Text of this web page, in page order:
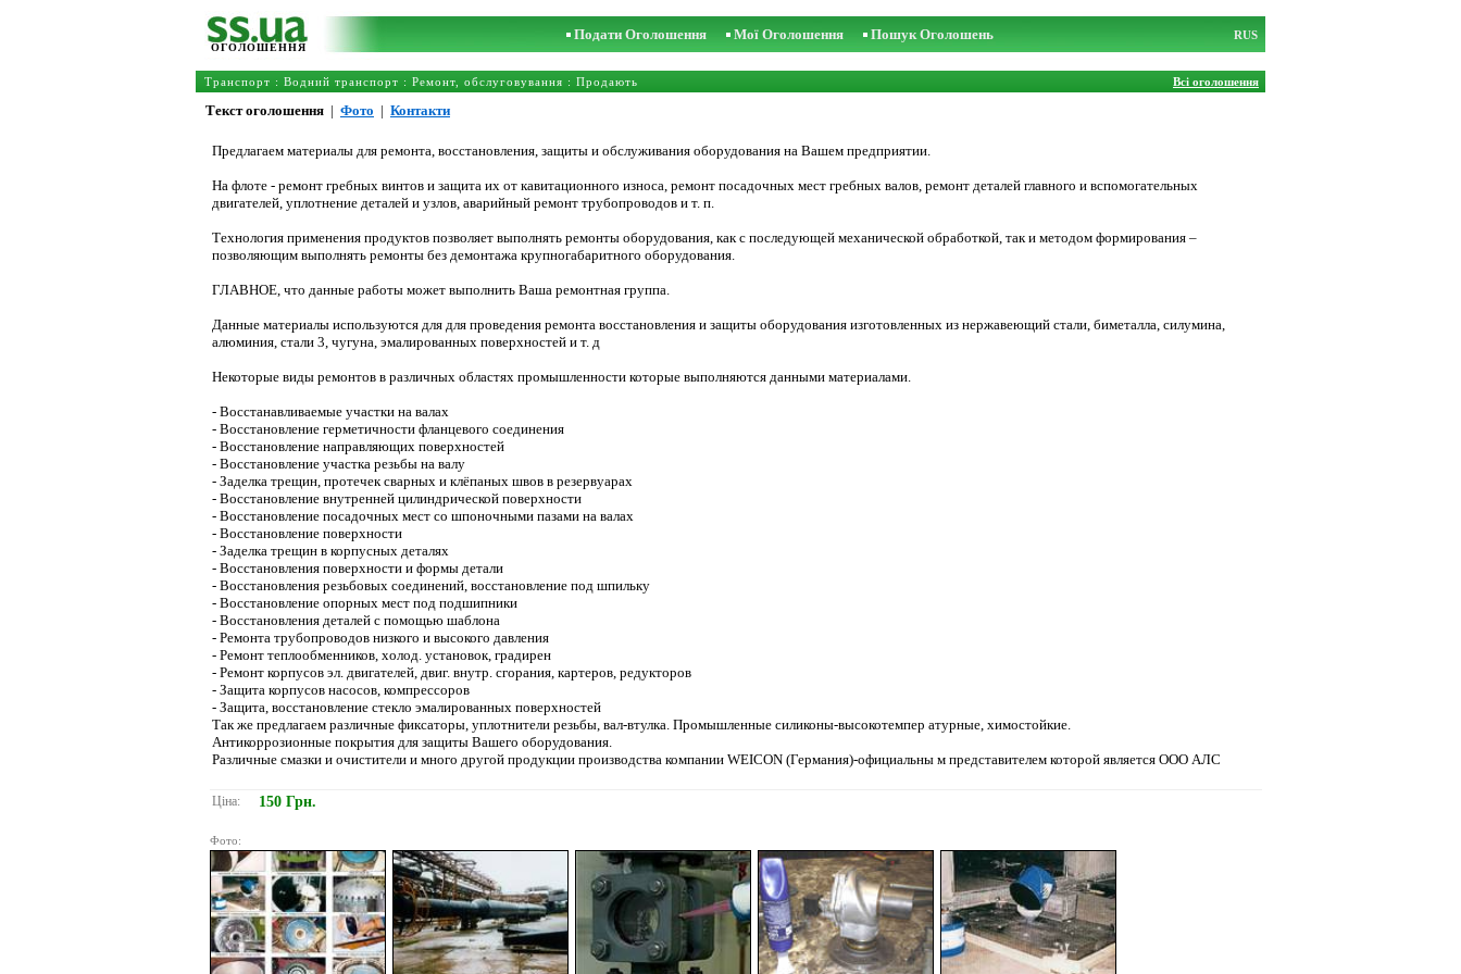
ОГОЛОШЕННЯ
Подати Оголошення Мої Оголошення Пошук Оголошень RUS
Транспорт : Водний транспорт : Ремонт, обслуговування : Продають Всі оголошення
Текст оголошення | Фото | Контакти
Предлагаем материалы для ремонта, восстановления, защиты и обслуживания оборудования на Вашем предприятии.
На флоте - ремонт гребных винтов и защита их от кавитационного износа, ремонт посадочных мест гребных валов, ремонт деталей главного и вспомогательных
двигателей, уплотнение деталей и узлов, аварийный ремонт трубопроводов и т. п.
Технология применения продуктов позволяет выполнять ремонты оборудования, как с последующей механической обработкой, так и методом формирования –
позволяющим выполнять ремонты без демонтажа крупногабаритного оборудования.
ГЛАВНОЕ, что данные работы может выполнить Ваша ремонтная группа.
Данные материалы используются для для проведения ремонта восстановления и защиты оборудования изготовленных из нержавеющий стали, биметалла, силумина,
алюминия, стали 3, чугуна, эмалированных поверхностей и т. д
Некоторые виды ремонтов в различных областях промышленности которые выполняются данными материалами.
- Восстанавливаемые участки на валах
- Восстановление герметичности фланцевого соединения
- Восстановление направляющих поверхностей
- Восстановление участка резьбы на валу
- Заделка трещин, протечек сварных и клёпаных швов в резервуарах
- Восстановление внутренней цилиндрической поверхности
- Восстановление посадочных мест со шпоночными пазами на валах
- Восстановление поверхности
- Заделка трещин в корпусных деталях
- Восстановления поверхности и формы детали
- Восстановления резьбовых соединений, восстановление под шпильку
- Восстановление опорных мест под подшипники
- Восстановления деталей с помощью шаблона
- Ремонта трубопроводов низкого и высокого давления
- Ремонт теплообменников, холод. установок, градирен
- Ремонт корпусов эл. двигателей, двиг. внутр. сгорания, картеров, редукторов
- Защита корпусов насосов, компрессоров
- Защита, восстановление стекло эмалированных поверхностей
Так же предлагаем различные фиксаторы, уплотнители резьбы, вал-втулка. Промышленные силиконы-высокотемпер атурные, химостойкие.
Антикоррозионные покрытия для защиты Вашего оборудования.
Различные смазки и очистители и много другой продукции производства компании WEICON (Германия)-официальны м представителем которой является ООО АЛС
Ціна: 150 Грн.
Фото: